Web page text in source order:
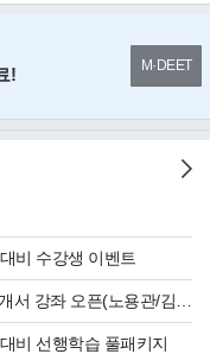
!
M·DEET
비 수강생 이벤트
비 선행학습 풀패키지